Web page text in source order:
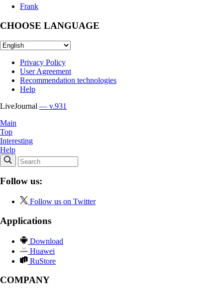
Frank
CHOOSE LANGUAGE
Privacy Policy
User Agreement
Recommendation technologies
Help
LiveJournal — v.931
Main
Top
Interesting
Help
Follow us:
Follow us on Twitter
Applications
Download
Huawei
RuStore
COMPANY